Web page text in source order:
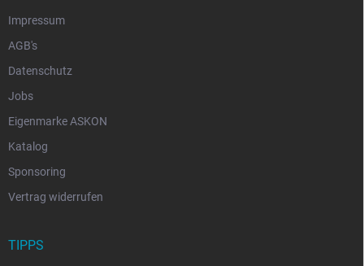
Impressum
AGB's
Datenschutz
Jobs
Eigenmarke ASKON
Katalog
Sponsoring
Vertrag widerrufen
TIPPS